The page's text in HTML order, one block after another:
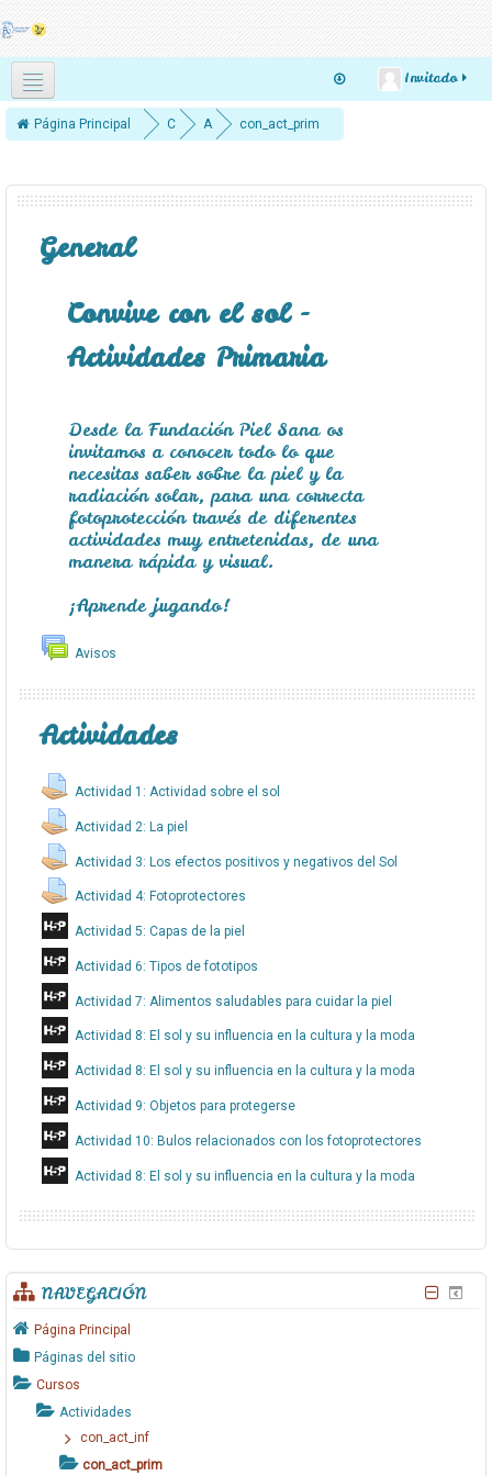
Invitado
Español - Internacional ‎(es)‎
Página Principal
C
r
A
ti
a
e
con_act_prim
General
Convive con el sol -
Actividades Primaria
Desde la Fundación Piel Sana os
invitamos a conocer todo lo que
necesitas saber sobre la piel y la
radiación solar, para una correcta
fotoprotección través de diferentes
actividades muy entretenidas, de una
manera rápida y visual.
¡Aprende jugando!
Avisos
Actividades
Actividad 1: Actividad sobre el sol
Actividad 2: La piel
Actividad 3: Los efectos positivos y negativos del Sol
Actividad 4: Fotoprotectores
Actividad 5: Capas de la piel
Actividad 6: Tipos de fototipos
Actividad 7: Alimentos saludables para cuidar la piel
Actividad 8: El sol y su influencia en la cultura y la moda
Actividad 8: El sol y su influencia en la cultura y la moda
Actividad 9: Objetos para protegerse
Actividad 10: Bulos relacionados con los fotoprotectores
Actividad 8: El sol y su influencia en la cultura y la moda
NAVEGACIÓN
Página Principal
Páginas del sitio
Cursos
Actividades
con_act_inf
con_act_prim